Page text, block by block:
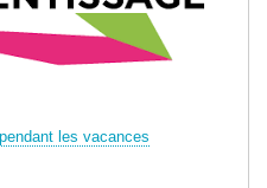
les vacances